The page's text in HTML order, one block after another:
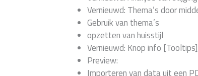
Vernieuwd: Thema’s door
Gebruik van thema’s
opzetten van huisstijl
Vernieuwd: Knop info
Preview:
Importeren van data uit een